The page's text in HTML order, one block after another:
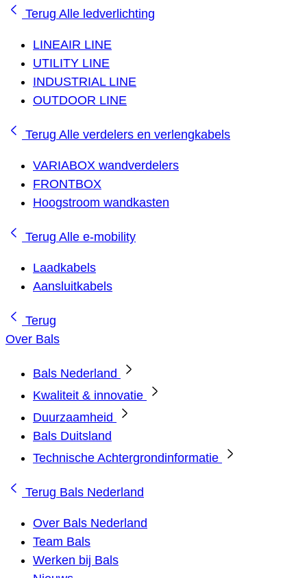
Terug Alle ledverlichting
LINEAIR LINE
UTILITY LINE
INDUSTRIAL LINE
OUTDOOR LINE
Terug Alle verdelers en verlengkabels
VARIABOX wandverdelers
FRONTBOX
Hoogstroom wandkasten
Terug Alle e-mobility
Laadkabels
Aansluitkabels
Terug
Over Bals
Bals Nederland
Kwaliteit & innovatie
Duurzaamheid
Bals Duitsland
Technische Achtergrondinformatie
Terug Bals Nederland
Over Bals Nederland
Team Bals
Werken bij Bals